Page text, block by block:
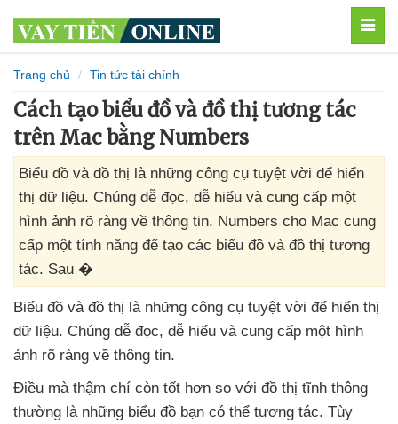
Trang chủ Tin tức tài chính
Cách tạo biểu đồ và đồ thị tương tác
trên Mac bằng Numbers
Biểu đồ và đồ thị là những công cụ tuyệt vời để hiển
thị dữ liệu. Chúng dễ đọc, dễ hiểu và cung cấp một
hình ảnh rõ ràng về thông tin. Numbers cho Mac cung
cấp một tính năng để tạo các biểu đồ và đồ thị tương
tác. Sau �
Biểu đồ và đồ thị là những công cụ tuyệt vời để hiển thị
dữ liệu. Chúng dễ đọc, dễ hiểu và cung cấp một hình
ảnh rõ ràng về thông tin.
Điều mà thậm chí còn tốt hơn so với đồ thị tĩnh thông
thường là những biểu đồ bạn có thể tương tác. Tùy